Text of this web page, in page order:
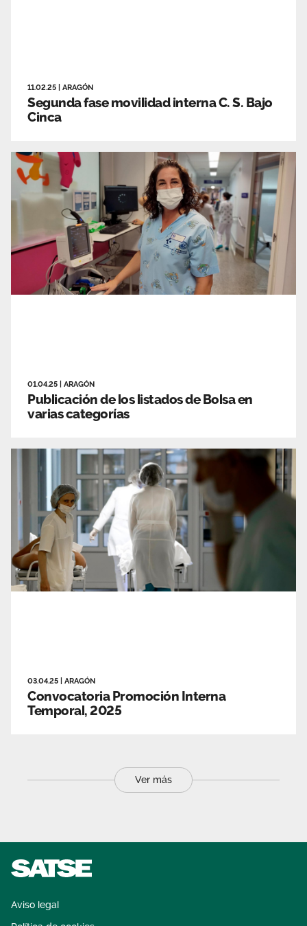
11.02.25 ARAGÓN
Segunda fase movilidad interna C. S. Bajo
Cinca
01.04.25 ARAGÓN
Publicación de los listados de Bolsa en
varias categorías
03.04.25 ARAGÓN
Convocatoria Promoción Interna
Temporal, 2025
Ver más
Aviso legal